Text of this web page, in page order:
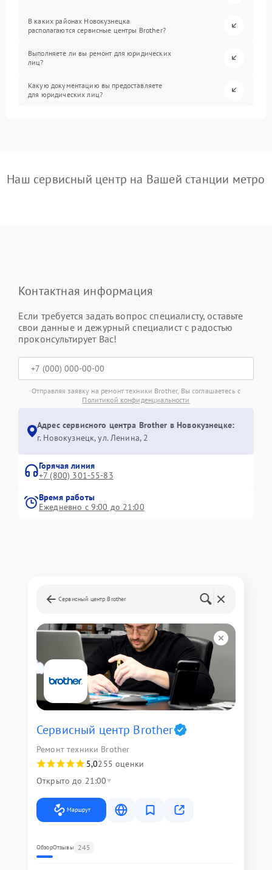
В каких районах Новокузнецка
располагаются сервисные центры Brother?
Выполняете ли вы ремонт для юридических
лиц?
Какую документацию вы предоставляете
для юридических лиц?
Наш сервисный центр на Вашей станции метро
Контактная информация
Если требуется задать вопрос специалисту, оставьте
свои данные и дежурный специалист с радостью
проконсультирует Вас!
Отправляя заявку на ремонт техники Brother, Вы соглашаетесь с
Политикой конфиденциальности
Адрес сервисного центра Brother в Новокузнецке:
г. Новокузнецк, ул. Ленина, 2
Горячая линия
+7 (800) 301-55-83
Время работы
Ежедневно с 9:00 до 21:00
Сервисный центр Brother
Сервисный центр Brother
Ремонт техники Brother
5,0255 оценки
Открыто до 21:00
Маршрут
ОбзорОтзывы 245